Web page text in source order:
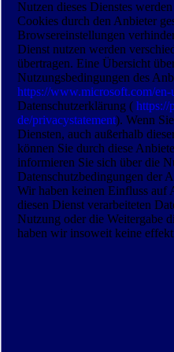
Nutzen dieses Dienstes
Cookies durch den Anbieter
Browsereinstellungen
Dienst nutzen werden
übertragen. Eine Übersicht
Nutzungsbedingungen des
https://www.microsoft.com/en-
Datenschutzerklärung (https://
de/privacystatement). Wenn
Diensten, auch außerhalb
können Sie durch diese
informieren Sie sich über die
Datenschutzbedingungen der
Wir haben keinen Einfluss auf
diesen Dienst verarbeiteten
Nutzung oder die Weitergabe
haben wir insoweit keine